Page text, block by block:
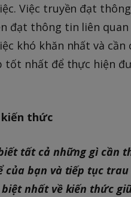
Việc truyền đạt
đạt thông tin liên quan
khó khăn nhất và cần
tốt nhất để thực hiện
kiến thức
tất cả những gì cần
của bạn và tiếp tục trau
nhất về kiến thức